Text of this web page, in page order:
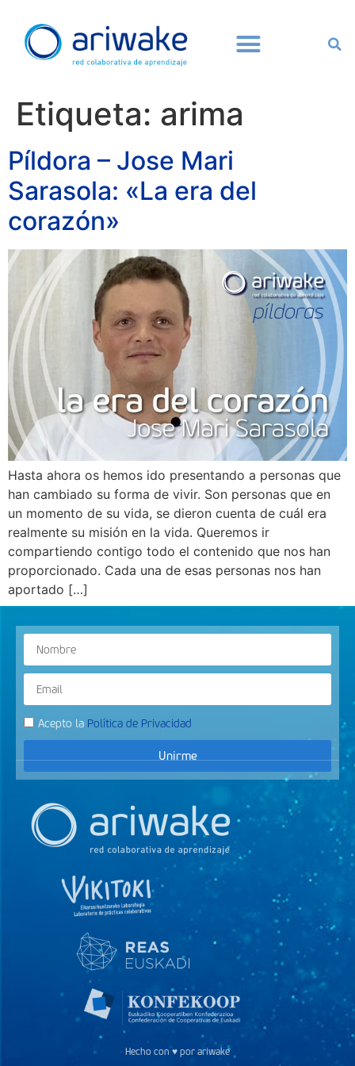
Etiqueta: arima
Píldora – Jose Mari
Sarasola: «La era del
corazón»
Hasta ahora os hemos ido presentando a personas que
han cambiado su forma de vivir. Son personas que en
un momento de su vida, se dieron cuenta de cuál era
realmente su misión en la vida. Queremos ir
compartiendo contigo todo el contenido que nos han
proporcionado. Cada una de esas personas nos han
aportado […]
Acepto la Política de Privacidad
Unirme
Hecho con ♥ por ariwake